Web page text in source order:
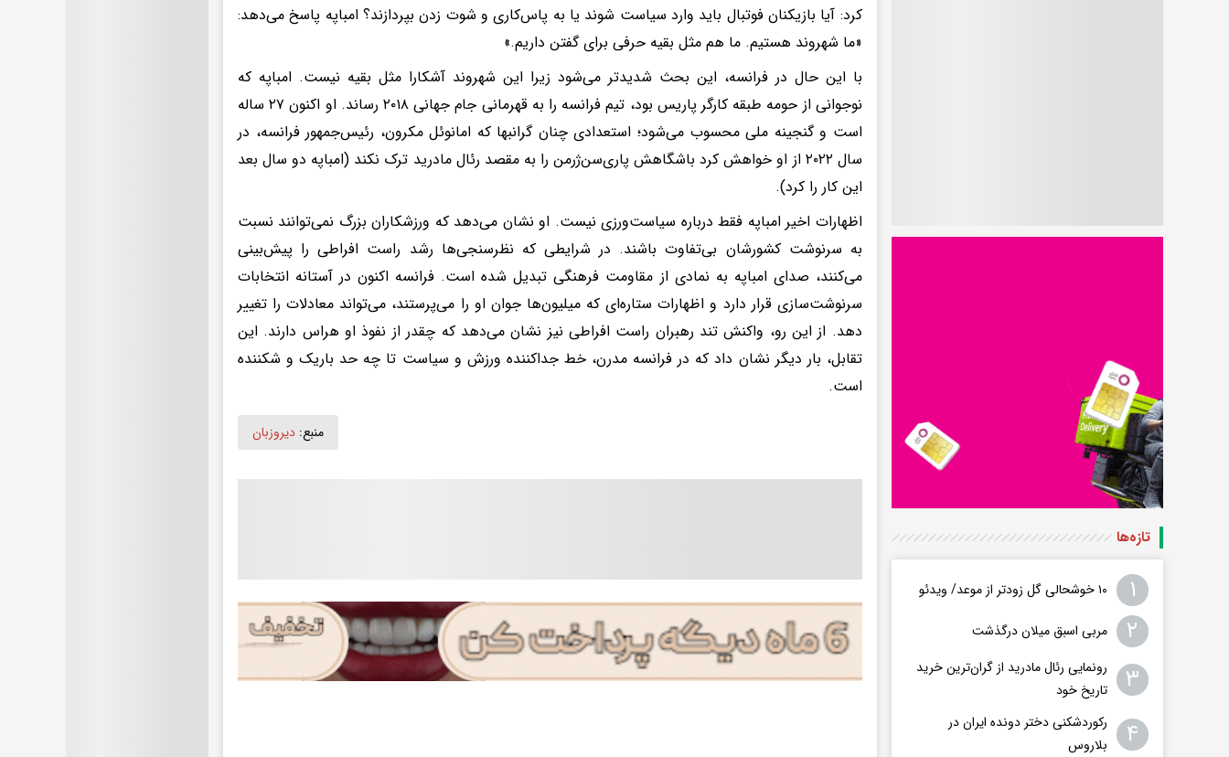
کرد: آیا بازیکنان فوتبال باید وارد سیاست شوند یا به پاس‌کاری و شوت زدن بپردازند؟ امباپه پاسخ می‌دهد:
«ما شهروند هستیم. ما هم مثل بقیه حرفی برای گفتن داریم.»
با این حال در فرانسه، این بحث شدیدتر می‌شود زیرا این شهروند آشکارا مثل بقیه نیست. امباپه که
نوجوانی از حومه طبقه کارگر پاریس بود، تیم فرانسه را به قهرمانی جام جهانی ۲۰۱۸ رساند. او اکنون ۲۷ ساله
است و گنجینه ملی محسوب می‌شود؛ استعدادی چنان گرانبها که امانوئل مکرون، رئیس‌جمهور فرانسه، در
سال ۲۰۲۲ از او خواهش کرد باشگاهش پاری‌سن‌ژرمن را به مقصد رئال مادرید ترک نکند (امباپه دو سال بعد
این کار را کرد).
اظهارات اخیر امباپه فقط درباره سیاست‌ورزی نیست. او نشان می‌دهد که ورزشکاران بزرگ نمی‌توانند نسبت
به سرنوشت کشورشان بی‌تفاوت باشند. در شرایطی که نظرسنجی‌ها رشد راست افراطی را پیش‌بینی
می‌کنند، صدای امباپه به نمادی از مقاومت فرهنگی تبدیل شده است. فرانسه اکنون در آستانه انتخابات
سرنوشت‌سازی قرار دارد و اظهارات ستاره‌ای که میلیون‌ها جوان او را می‌پرستند، می‌تواند معادلات را تغییر
دهد. از این رو، واکنش تند رهبران راست افراطی نیز نشان می‌دهد که چقدر از نفوذ او هراس دارند. این
تقابل، بار دیگر نشان داد که در فرانسه مدرن، خط جداکننده ورزش و سیاست تا چه حد باریک و شکننده
است.
منبع: دیروزبان
تازه‌ها
۱ ۱۰ خوشحالی گل زودتر از موعد/ ویدئو
۲ مربی اسبق میلان درگذشت
۳
رونمایی رئال مادرید از گران‌ترین خرید
تاریخ خود
۴
رکوردشکنی دختر دونده ایران در
بلاروس